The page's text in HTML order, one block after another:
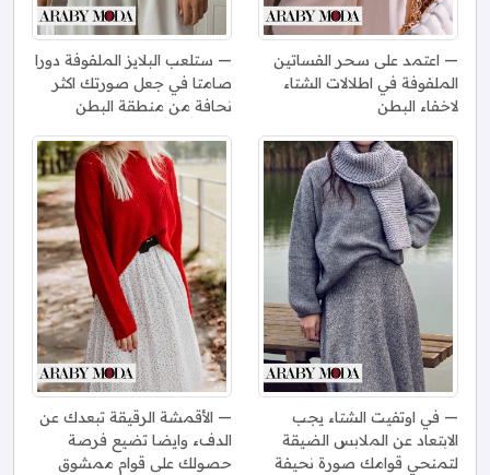
اعتمد على سحر الفساتين
الملفوفة في اطلالات الشتاء
لاخفاء البطن
ستلعب البلايز الملفوفة دورا
صامتا في جعل صورتك اكثر
نحافة من منطقة البطن
في اوتفيت الشتاء يجب
الابتعاد عن الملابس الضيقة
لتمنحي قوامك صورة نحيفة
الأقمشة الرقيقة تبعدك عن
الدفء وايضا تضيع فرصة
حصولك على قوام ممشوق